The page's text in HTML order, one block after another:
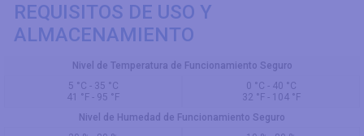
REQUISITOS DE USO Y
ALMACENAMIENTO
Nivel de Temperatura de Funcionamiento Seguro
5 °C - 35 °C
41 °F - 95 °F
0 °C - 40 °C
32 °F - 104 °F
Nivel de Humedad de Funcionamiento Seguro